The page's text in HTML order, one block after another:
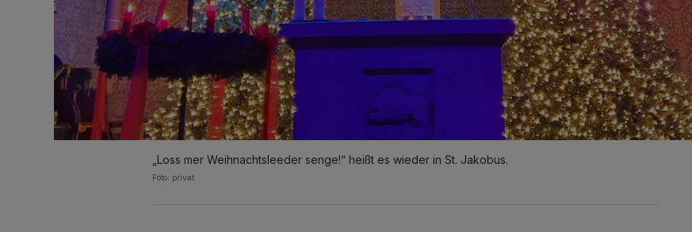
„Loss mer Weihnachtsleeder senge!“ heißt es wieder in St. Jakobus.
Foto: privat